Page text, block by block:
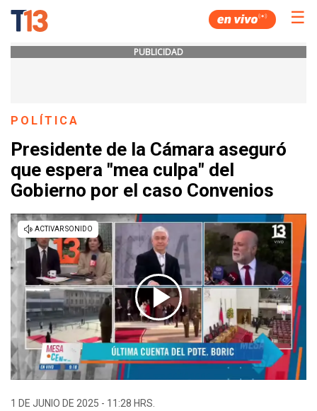
☰
PUBLICIDAD
POLÍTICA
Presidente de la Cámara aseguró
que espera "mea culpa" del
Gobierno por el caso Convenios
1 DE JUNIO DE 2025 - 11:28 HRS.